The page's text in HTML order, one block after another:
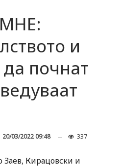
и
да почнат
20/03/2022 09:48 337
Заев, Кирацовски и